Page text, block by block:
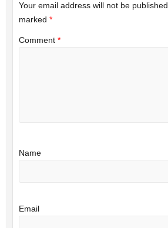
Your email address will not be published.
marked *
Comment *
Name
Email